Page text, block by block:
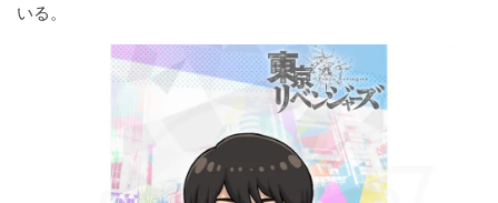
いる。